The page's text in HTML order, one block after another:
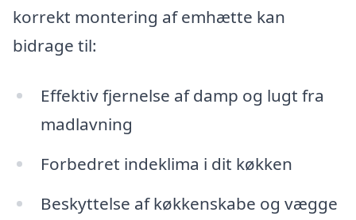
korrekt montering af emhætte kan
bidrage til:
Effektiv fjernelse af damp og lugt fra
madlavning
Forbedret indeklima i dit køkken
Beskyttelse af køkkenskabe og vægge